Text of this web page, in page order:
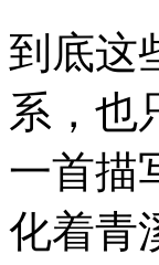
到底这
系，也
一首描
化着青